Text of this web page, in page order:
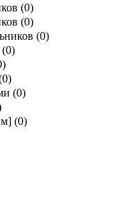
(0)
(0)
(0)
(0)
)
0)
(0)
м] (0)